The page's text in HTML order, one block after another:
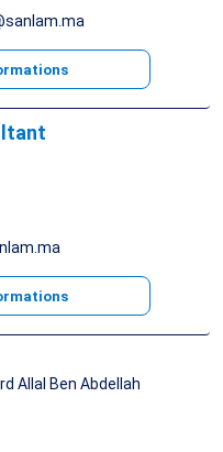
Allal Ben Abdellah